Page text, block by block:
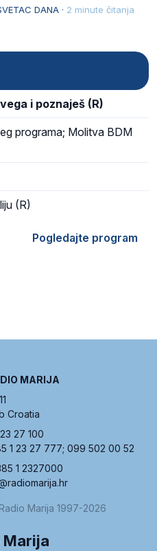
DANA · 2 minute čitanja
i poznaješ (R)
programa; Molitva BDM
(R)
Pogledajte program
MARIJA
Croatia
27 100
1 23 27 777; 099 502 00 52
1 2327000
Marija 1997-2026
Marija